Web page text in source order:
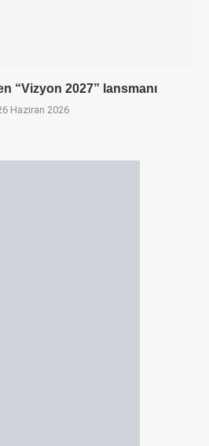
“Vizyon 2027” lansmanı
Haziran 2026